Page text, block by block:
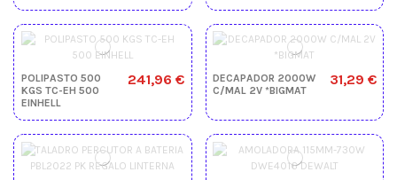
POLIPASTO 500
KGS TC-EH 500
EINHELL
241,96 €
DECAPADOR 2000W
C/MAL 2V *BIGMAT
31,29 €